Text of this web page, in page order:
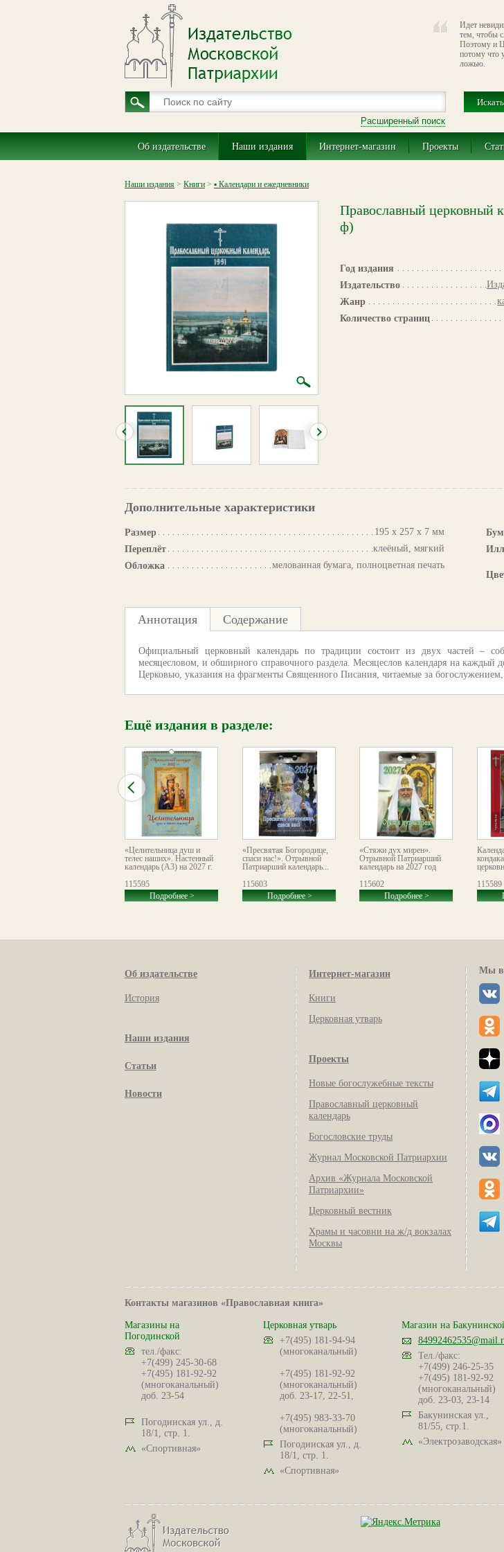
Идет
тем, чтобы
Поэтому и
потому что
ложью.
Расширенный поиск
Об издательстве Наши издания Интернет-магазин Проекты
Наши издания > Книги > ▪ Календари и ежедневники
Православный церковный
ф)
Год издания
Издательство
Жанр
Количество страниц
Дополнительные характеристики
Размер
195 х 257 х 7 мм
Переплёт
клеёный, мягкий
Обложка
мелованная бумага, полноцветная печать
Аннотация Содержание
Официальный церковный календарь по традиции состоит из двух частей –
месяцесловом, и обширного справочного раздела. Месяцеслов календаря на каждый
Церковью, указания на фрагменты Священного Писания, читаемые за
Ещё издания в разделе:
«Целительница душ и
телес наших». Настенный
календарь (А3) на 2027 г.
115595
Подробнее >
«Пресвятая Богородице,
спаси нас!». Отрывной
Патриарший календарь...
115603
Подробнее >
«Стяжи дух мирен».
Отрывной Патриарший
календарь на 2027 год
115602
Подробнее >
115589
Об издательстве
История
Наши издания
Статьи
Новости
Интернет-магазин
Книги
Церковная утварь
Проекты
Новые богослужебные тексты
Православный церковный
календарь
Богословские труды
Журнал Московской Патриархии
Архив «Журнала Московской
Патриархии»
Церковный вестник
Храмы и часовни на ж/д вокзалах
Москвы
Мы в
Контакты магазинов «Православная книга»
Магазины на
Погодинской
тел./факс:
+7(499) 245-30-68
+7(495) 181-92-92
(многоканальный)
доб. 23-54
Погодинская ул., д.
18/1, стр. 1.
«Спортивная»
Церковная утварь
+7(495) 181-94-94
(многоканальный)
+7(495) 181-92-92
(многоканальный)
доб. 23-17, 22-51,
+7(495) 983-33-70
(многоканальный)
Погодинская ул., д.
18/1, стр. 1.
«Спортивная»
Магазин на
Тел./факс:
+7(499) 246-25-35
+7(495) 181-92-92
(многоканальный)
доб. 23-03, 23-14
Бакунинская ул.,
81/55, стр.1.
«Электрозаводская»